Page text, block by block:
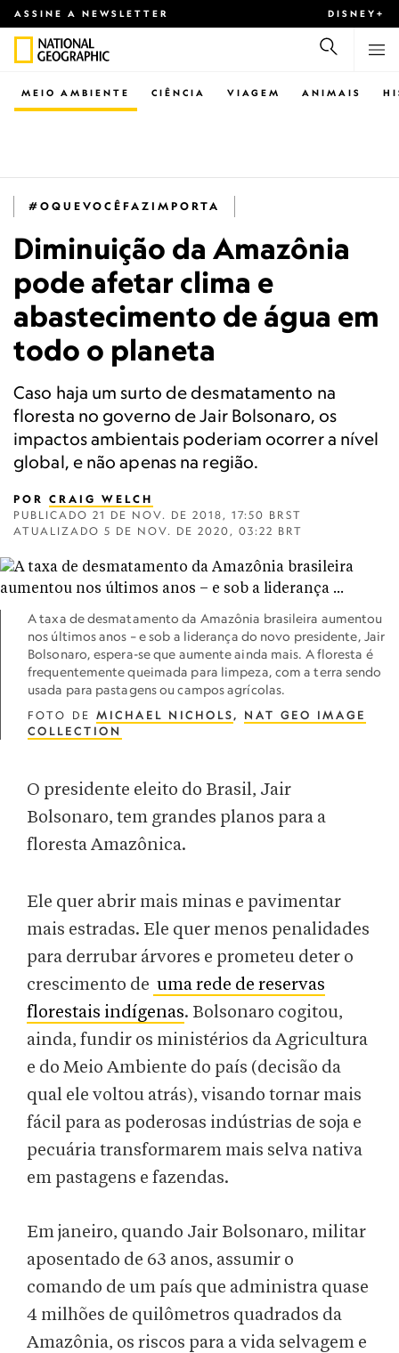
ASSINE A NEWSLETTER DISNEY+
CIÊNCIA VIAGEM ANIMAIS
MEIO AMBIENTE
#OQUEVOCÊFAZIMPORTA
Diminuição da Amazônia
pode afetar clima e
abastecimento de água em
todo o planeta
Caso haja um surto de desmatamento na
floresta no governo de Jair Bolsonaro, os
impactos ambientais poderiam ocorrer a nível
global, e não apenas na região.
POR CRAIG WELCH
PUBLICADO 21 DE NOV. DE 2018, 17:50 BRST
ATUALIZADO 5 DE NOV. DE 2020, 03:22 BRT
A taxa de desmatamento da Amazônia brasileira aumentou
nos últimos anos – e sob a liderança do novo presidente, Jair
Bolsonaro, espera-se que aumente ainda mais. A floresta é
frequentemente queimada para limpeza, com a terra sendo
usada para pastagens ou campos agrícolas.
FOTO DE MICHAEL NICHOLS, NAT GEO IMAGE
COLLECTION
O presidente eleito do Brasil, Jair
Bolsonaro, tem grandes planos para a
floresta Amazônica.
Ele quer abrir mais minas e pavimentar
mais estradas. Ele quer menos penalidades
para derrubar árvores e prometeu deter o
crescimento de uma rede de reservas
florestais indígenas. Bolsonaro cogitou,
ainda, fundir os ministérios da Agricultura
e do Meio Ambiente do país (decisão da
qual ele voltou atrás), visando tornar mais
fácil para as poderosas indústrias de soja e
pecuária transformarem mais selva nativa
em pastagens e fazendas.
Em janeiro, quando Jair Bolsonaro, militar
aposentado de 63 anos, assumir o
comando de um país que administra quase
4 milhões de quilômetros quadrados da
Amazônia, os riscos para a vida selvagem e